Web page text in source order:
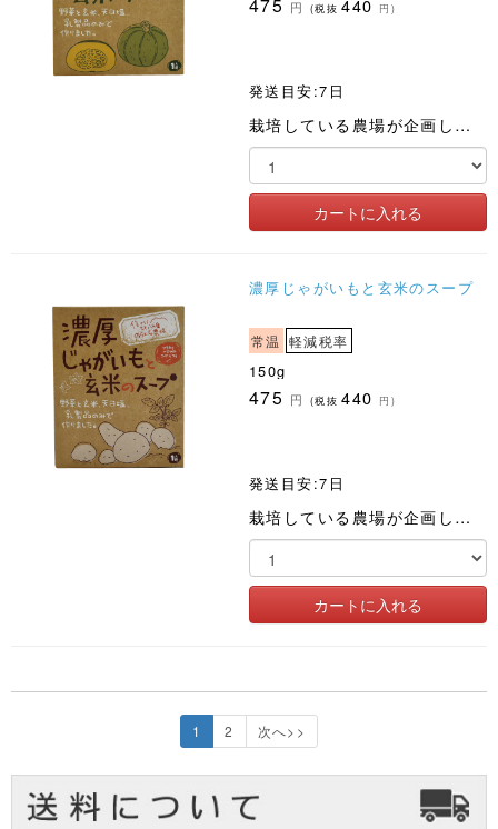
円 (税抜440 円)
発送目安:7日
栽培している農場が企画した土づくりから始まるスープ。野菜と玄米は農薬化肥不使用。野菜の味で勝負しました
濃厚じゃがいもと玄米のスープ
常温 軽減税率
150g
475 円 (税抜440 円)
発送目安:7日
栽培している農場が企画した土づくりから始まるスープ。野菜と玄米は農薬化肥不使用。野菜の味で勝負しました
1 2 次へ>>